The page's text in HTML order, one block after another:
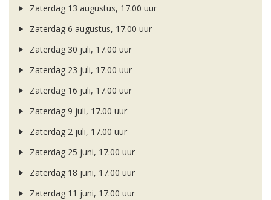
Zaterdag 13 augustus, 17.00 uur
Zaterdag 6 augustus, 17.00 uur
Zaterdag 30 juli, 17.00 uur
Zaterdag 23 juli, 17.00 uur
Zaterdag 16 juli, 17.00 uur
Zaterdag 9 juli, 17.00 uur
Zaterdag 2 juli, 17.00 uur
Zaterdag 25 juni, 17.00 uur
Zaterdag 18 juni, 17.00 uur
Zaterdag 11 juni, 17.00 uur